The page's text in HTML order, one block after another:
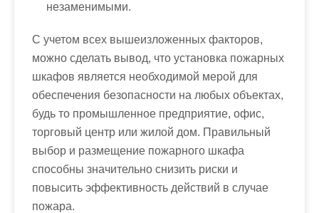
незаменимыми.
С учетом всех вышеизложенных факторов,
можно сделать вывод, что установка пожарных
шкафов является необходимой мерой для
обеспечения безопасности на любых объектах,
будь то промышленное предприятие, офис,
торговый центр или жилой дом. Правильный
выбор и размещение пожарного шкафа
способны значительно снизить риски и
повысить эффективность действий в случае
пожара.